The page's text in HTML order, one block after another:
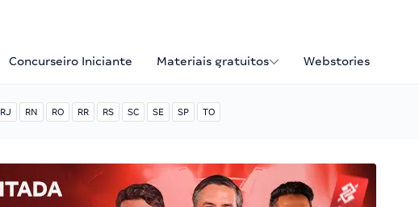
Concurseiro Iniciante Materiais gratuitos Webstories
RJ RN RO RR RS SC SE SP TO